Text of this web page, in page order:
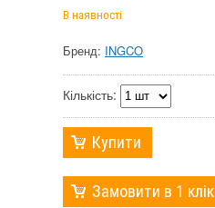
В наявності
Бренд: INGCO
Кількість:
Купити
Замовити в 1 клік